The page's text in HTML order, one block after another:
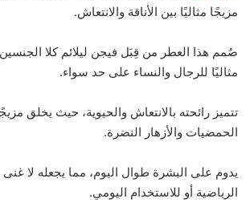
مزيجًا مثاليًا بين الأناقة والانتعاش.
صُمم هذا العطر من قِبَل فيجن ليلائم كلا
مثاليًا للرجال والنساء على حد سواء.
تتميز رائحته بالانتعاش والحيوية، حيث يخلق
الحمضيات والأزهار النضرة.
يدوم على البشرة طوال اليوم، مما يجعله لا
الرياضية أو للاستخدام اليومي.